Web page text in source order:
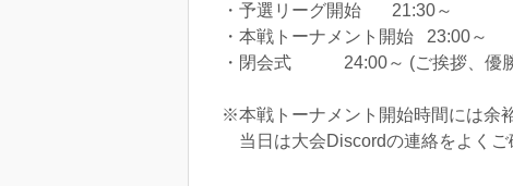
・予選リーグ開始 21:30～
・本戦トーナメント開始 23:00～
・閉会式 24:00～ (ご挨拶、優勝
※本戦トーナメント開始時間には余
当日は大会Discordの連絡をよくご